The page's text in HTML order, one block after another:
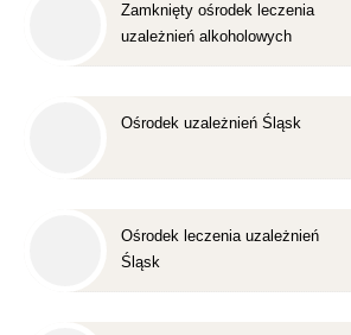
Zamknięty ośrodek leczenia
uzależnień alkoholowych
Ośrodek uzależnień Śląsk
Ośrodek leczenia uzależnień
Śląsk